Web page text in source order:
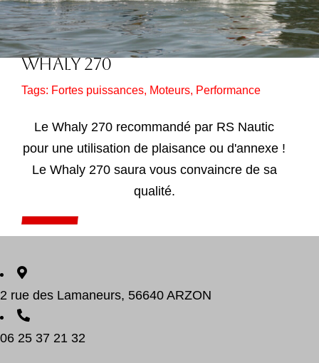
Whaly 270
Tags: Fortes puissances, Moteurs, Performance
Le Whaly 270 recommandé par RS Nautic
pour une utilisation de plaisance ou d'annexe !
Le Whaly 270 saura vous convaincre de sa
qualité.
2 rue des Lamaneurs, 56640 ARZON
06 25 37 21 32